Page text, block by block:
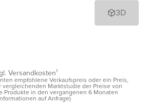
3D
Versandkosten¹
empfohlene Verkaufspreis oder ein Preis,
vergleichenden Marktstudie der Preise von
Produkte in den vergangenen 6 Monaten
auf Anfrage)